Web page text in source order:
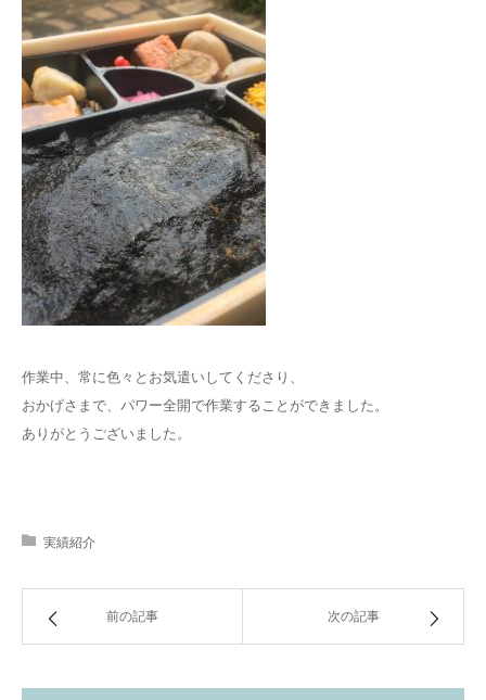
作業中、常に色々とお気遣いしてくださり、
おかげさまで、パワー全開で作業することができました。
ありがとうございました。
実績紹介
前の記事 次の記事